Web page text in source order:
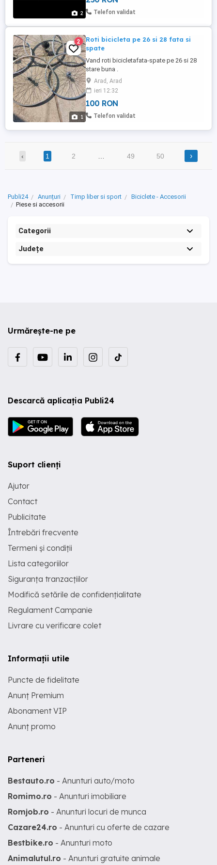
2 Telefon validat
1
2
Roti bicicleta pe 26 si 28 fata si
spate
Vand roti bicicletafata-spate pe 26 si 28
stare buna .
Arad, Arad
ieri 12:32
100 RON
Telefon validat
‹ 1 2 49 50 ›
Publi24 Anunțuri Timp liber si sport
Biciclete - Accesorii
Piese si accesorii
Categorii
Județe
Urmărește-ne pe
Descarcă aplicația Publi24
Suport clienți
Ajutor
Contact
Publicitate
Întrebări frecvente
Termeni și condiții
Lista categoriilor
Siguranța tranzacțiilor
Modifică setările de confidențialitate
Regulament Campanie
Livrare cu verificare colet
Informații utile
Puncte de fidelitate
Anunț Premium
Abonament VIP
Anunț promo
Parteneri
Bestauto.ro - Anunturi auto/moto
Romimo.ro - Anunturi imobiliare
Romjob.ro - Anunturi locuri de munca
Cazare24.ro - Anunturi cu oferte de cazare
Bestbike.ro - Anunturi moto
Animalutul.ro - Anunturi gratuite animale